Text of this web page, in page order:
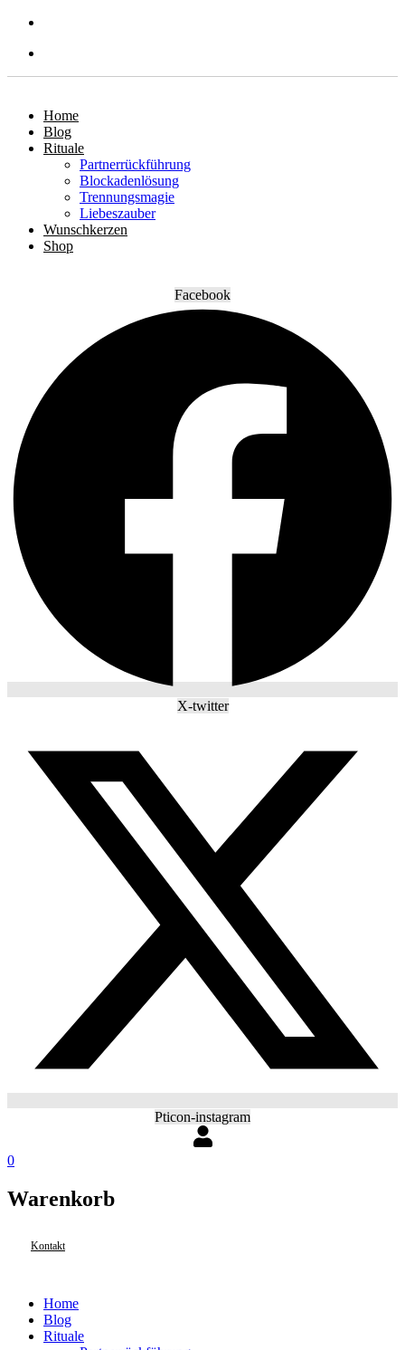
Home
Blog
Rituale
Partnerrückführung
Blockadenlösung
Trennungsmagie
Liebeszauber
Wunschkerzen
Shop
Facebook
X-twitter
Pticon-instagram
0
Warenkorb
Kontakt
Home
Blog
Rituale